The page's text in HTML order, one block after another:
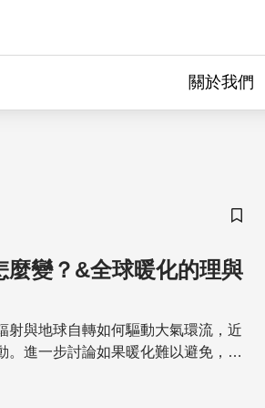
關於我們
儲存
變？&全球暖化的理與
射與地球自轉如何驅動大氣環流，近
。進一步討論如果暖化難以避免，我